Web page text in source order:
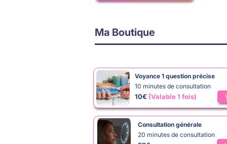
Ma Boutique
Voyance 1 question précise
10 minutes de consultation
10€ (Valable 1 fois)
Consultation générale
20 minutes de consultation